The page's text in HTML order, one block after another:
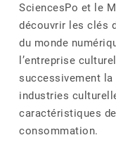
SciencesPo et le
découvrir les clés
du monde
l’entreprise
successivement la
industries
caractéristiques
consommation.